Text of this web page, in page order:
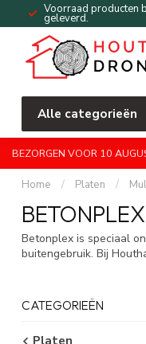
Voorraad producten
geleverd.
Alle categorieën
BEZORGEN VOOR 10
Home / Platen /
Betonplex is speciaal
buitengebruik. Bij
CATEGORIEËN
Platen